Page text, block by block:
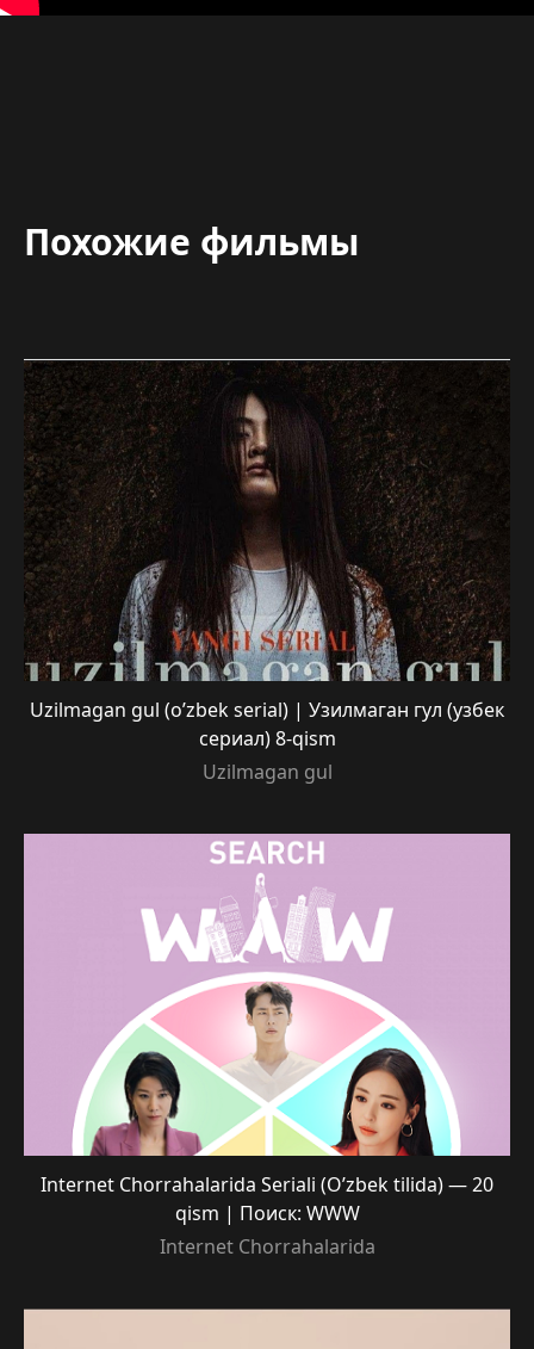
Похожие фильмы
Uzilmagan gul (o’zbek serial) | Узилмаган гул (узбек
сериал) 8-qism
Uzilmagan gul
Internet Chorrahalarida Seriali (O’zbek tilida) — 20
qism | Поиск: WWW
Internet Chorrahalarida